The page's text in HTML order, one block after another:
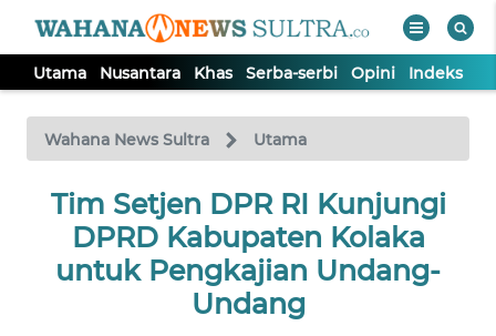
Utama Nusantara Khas Serba-serbi Opini Indeks
Wahana News Sultra Utama
Tim Setjen DPR RI Kunjungi
DPRD Kabupaten Kolaka
untuk Pengkajian Undang-
Undang
TV
Tutup
UTAMA
NUSANTARA